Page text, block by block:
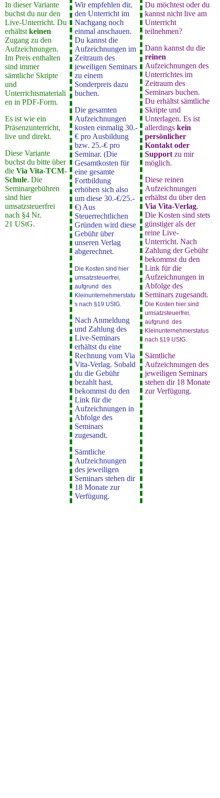
In dieser Variante
buchst du nur den
Live-Unterricht. Du
erhältst keinen
Zugang zu den
Aufzeichnungen.
Im Preis enthalten
sind immer
sämtliche Skripte
und
Unterrichtsmateriali
en in PDF-Form.
Es ist wie ein
Präsenzunterricht,
live und direkt.
Diese Variante
buchst du bitte über
die Via Vita-TCM-
Schule. Die
Seminargebühren
sind hier
umsatzsteuerfrei
nach §4 Nr.
21 UStG.
Wir empfehlen dir,
den Unterricht im
Nachgang noch
einmal anschauen.
Du kannst die
Aufzeichnungen im
Zeitraum des
jeweiligen Seminars
zu einem
Sonderpreis dazu
buchen.
Die gesamten
Aufzeichnungen
kosten einmalig 30.-
€ pro Ausbildung
bzw. 25.-€ pro
Seminar. (Die
Gesamtkosten für
eine gesamte
Fortbildung
erhöhen sich also
um diese 30.-€/25.-
€) Aus
Steuerrechtlichen
Gründen wird diese
Gebühr über
unseren Verlag
abgerechnet.
Die Kosten sind hier
umsatzsteuerfrei,
aufgrund des
Kleinunternehmerstatu
s nach §19 UStG.
Nach Anmeldung
und Zahlung des
Live-Seminars
erhältst du eine
Rechnung vom Via
Vita-Verlag. Sobald
du die Gebühr
bezahlt hast,
bekommst du den
Link für die
Aufzeichnungen in
Abfolge des
Seminars
zugesandt.
Sämtliche
Aufzeichnungen
des jeweiligen
Seminars stehen dir
18 Monate zur
Verfügung.
Du möchtest oder du
kannst nicht live am
Unterricht
teilnehmen?
Dann kannst du die
reinen
Aufzeichnungen des
Unterrichtes im
Zeitraum des
Seminars buchen.
Du erhältst sämtliche
Skripte und
Unterlagen. Es ist
allerdings kein
persönlicher
Kontakt oder
Support zu mir
möglich.
Diese reinen
Aufzeichnungen
erhältst du über den
Via Vita-Verlag.
Die Kosten sind stets
günstiger als der
reine Live-
Unterricht. Nach
Zahlung der Gebühr
bekommst du den
Link für die
Aufzeichnungen in
Abfolge des
Seminars zugesandt.
Die Kosten hier sind
umsatzsteuerfrei,
aufgrund des
Kleinunternehmerstatus
nach §19 UStG.
Sämtliche
Aufzeichnungen des
jeweiligen Seminars
stehen dir 18 Monate
zur Verfügung.